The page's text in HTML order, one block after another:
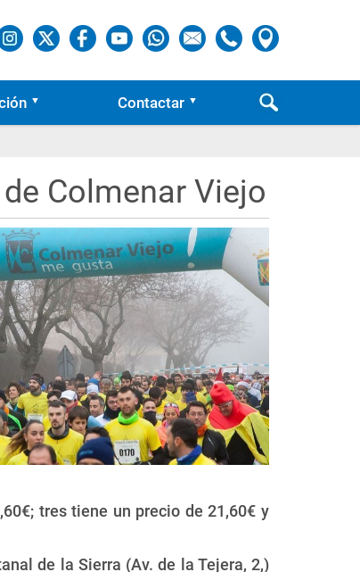
Contactar
Colmenar Viejo
tres tiene un precio de 21,60€ y
de la Sierra (Av. de la Tejera, 2,)